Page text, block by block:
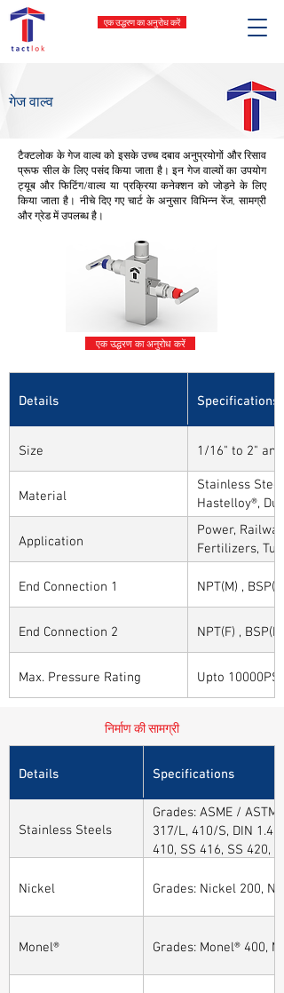
एक उद्धरण का अनुरोध करें
गेज वाल्व
टैक्टलोक के गेज वाल्व को इसके उच्च दबाव अनुप्रयोगों और रिसाव
प्रूफ सील के लिए पसंद किया जाता है। इन गेज वाल्वों का उपयोग
ट्यूब और फिटिंग/वाल्व या प्रक्रिया कनेक्शन को जोड़ने के लिए
किया जाता है। नीचे दिए गए चार्ट के अनुसार विभिन्न रेंज, सामग्री
और ग्रेड में उपलब्ध है।
एक उद्धरण का अनुरोध करें
Details Specifications
Size 1/16" to 2"
Material
Stainless
Hastelloy®,
Alloys
Application
Power,
Fertilizers,
Sytems, Paper
End Connection 1
NPT(M) ,
End Connection 2 NPT(F) ,
Max. Pressure Rating Upto 10000PSI
निर्माण की सामग्री
Details Specifications
Stainless Steels
Grades: ASME /
317/L, 410/S, DIN
410, SS 416, SS 420,
Nickel
Grades: Nickel 200,
Monel® Grades: Monel® 400,